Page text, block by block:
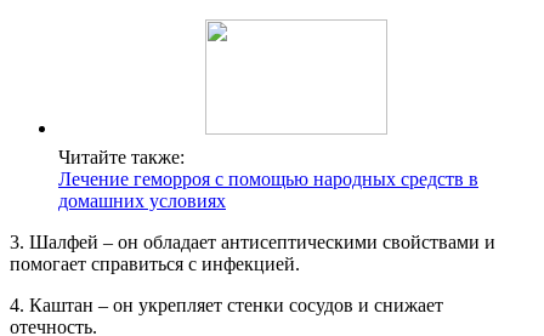
Читайте также:
Лечение геморроя с помощью народных средств в
домашних условиях
3. Шалфей – он обладает антисептическими свойствами и
помогает справиться с инфекцией.
4. Каштан – он укрепляет стенки сосудов и снижает
отечность.